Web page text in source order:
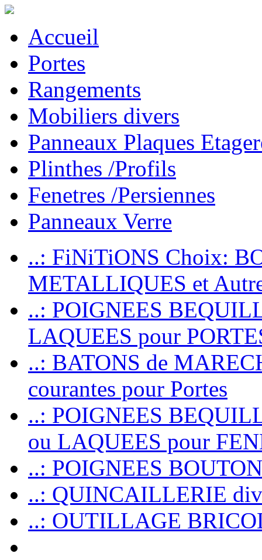
Accueil
Portes
Rangements
Mobiliers divers
Panneaux Plaques
Plinthes /Profils
Fenetres /Persiennes
Panneaux Verre
..: FiNiTiONS Choix:
METALLIQUES et
..: POIGNEES
LAQUEES pour
..: BATONS de
courantes pour Portes
..: POIGNEES
ou LAQUEES pour
..: POIGNEES
..: QUINCAILLERIE
..: OUTILLAGE